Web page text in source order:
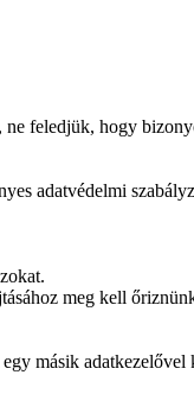
feledjük, hogy
adatvédelmi
meg kell
másik